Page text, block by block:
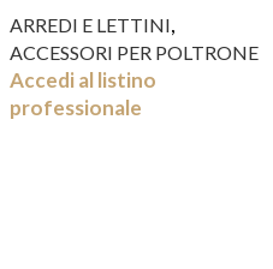
CM
ARREDI E LETTINI,
ACCESSORI PER POLTRONE
Accedi al listino
professionale